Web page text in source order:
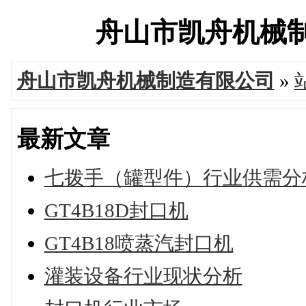
舟山市凯舟机械
舟山市凯舟机械制造有限公司 »
最新文章
七拨手（罐型件）行业供需分
GT4B18D封口机
GT4B18喷蒸汽封口机
灌装设备行业现状分析